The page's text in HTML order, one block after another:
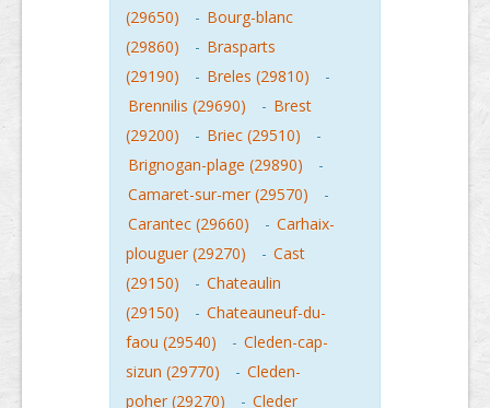
(29650)
- Bourg-blanc
(29860)
- Brasparts
(29190)
- Breles (29810)
-
Brennilis (29690)
- Brest
(29200)
- Briec (29510)
-
Brignogan-plage (29890)
-
Camaret-sur-mer (29570)
-
Carantec (29660)
- Carhaix-
plouguer (29270)
- Cast
(29150)
- Chateaulin
(29150)
- Chateauneuf-du-
faou (29540)
- Cleden-cap-
sizun (29770)
- Cleden-
poher (29270)
- Cleder